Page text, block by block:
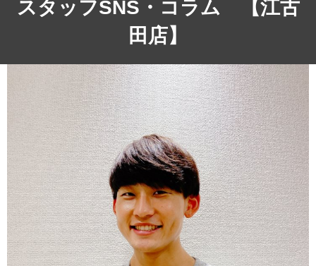
スタッフSNS・コラム 【江古
田店】